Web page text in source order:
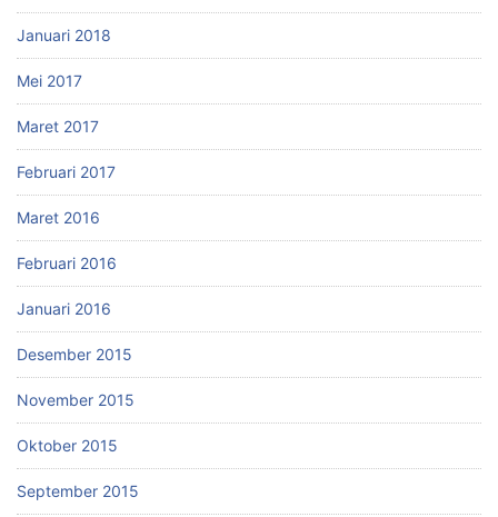
Januari 2018
Mei 2017
Maret 2017
Februari 2017
Maret 2016
Februari 2016
Januari 2016
Desember 2015
November 2015
Oktober 2015
September 2015